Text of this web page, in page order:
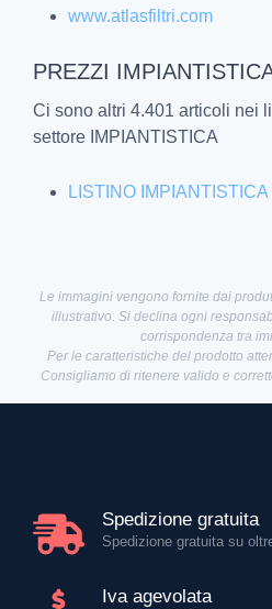
www.atlasfiltri.com
PREZZI
Ci sono altri 4.401 articoli nei
settore IMPIANTISTICA
LISTINO IMPIANTISTICA
Le immagini vengono fornite dai
illustrativo. Si declina ogni
corrispondenza tra
Per le caratteristiche del prodotto
Consigliamo di ritenere valido e
Spedizione gratuita
Spedizione gratuita su
Iva agevolata